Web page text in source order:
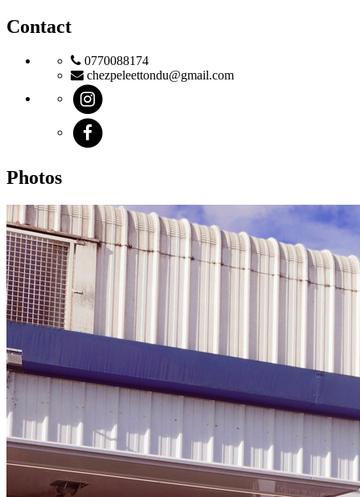
Contact
0770088174
chezpeleettondu@gmail.com
Photos